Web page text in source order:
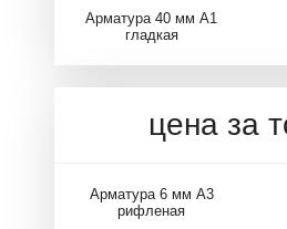
Арматура 40 мм А1
гладкая
цена за
Арматура 6 мм А3
рифленая